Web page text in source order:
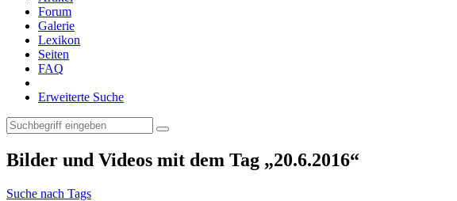
Forum
Galerie
Lexikon
Seiten
FAQ
Erweiterte Suche
Bilder und Videos mit dem Tag „20.6.2016“
Suche nach Tags